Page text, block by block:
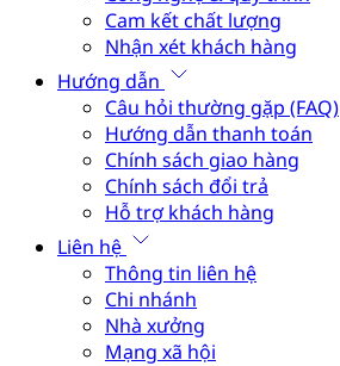
Cam kết chất lượng
Nhận xét khách hàng
Hướng dẫn
Câu hỏi thường gặp (FAQ)
Hướng dẫn thanh toán
Chính sách giao hàng
Chính sách đổi trả
Hỗ trợ khách hàng
Liên hệ
Thông tin liên hệ
Chi nhánh
Nhà xưởng
Mạng xã hội